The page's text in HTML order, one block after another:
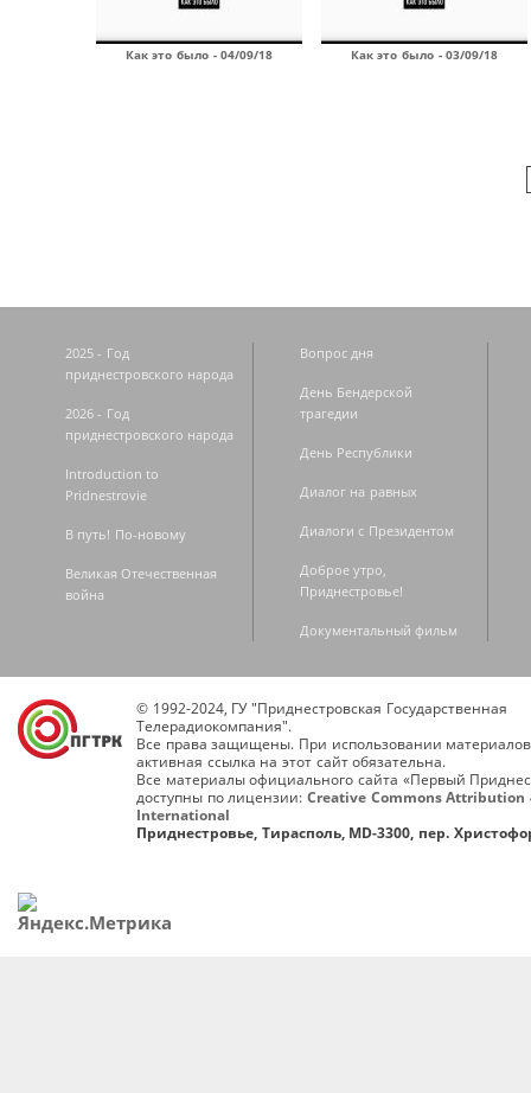
Как это было - 04/09/18 Как это было - 03/09/18
2025 - Год
приднестровского народа
2026 - Год
приднестровского народа
Introduction to
Pridnestrovie
В путь! По-новому
Великая Отечественная
война
Вопрос дня
День Бендерской
трагедии
День Республики
Диалог на равных
Диалоги с Президентом
Доброе утро,
Приднестровье!
Документальный фильм
© 1992-2024, ГУ "Приднестровская Государственная
Телерадиокомпания".
Все права защищены. При использовании
активная ссылка на этот сайт обязательна.
Все материалы официального сайта «Первый
доступны по лицензии: Creative Commons Attribution
International
Приднестровье, Тирасполь, MD-3300, пер.